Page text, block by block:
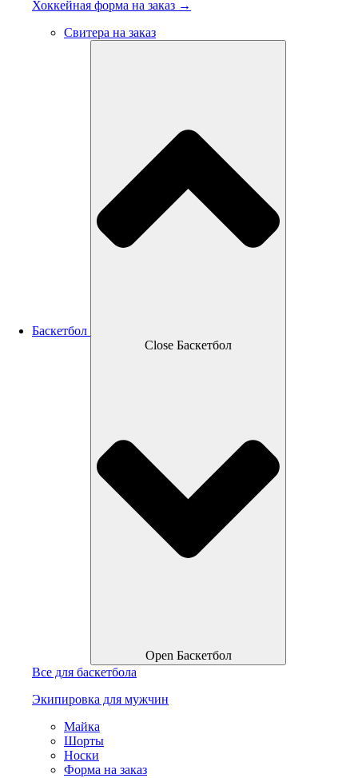
Хоккейная форма на заказ →
Свитера на заказ
Баскетбол
Close Баскетбол
Open Баскетбол
Все для баскетбола
Экипировка для мужчин
Майка
Шорты
Носки
Форма на заказ